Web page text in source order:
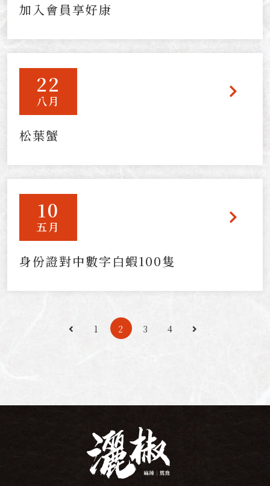
加入會員享好康
22
八月
松葉蟹
10
五月
身份證對中數字白蝦100隻
1 2 3 4